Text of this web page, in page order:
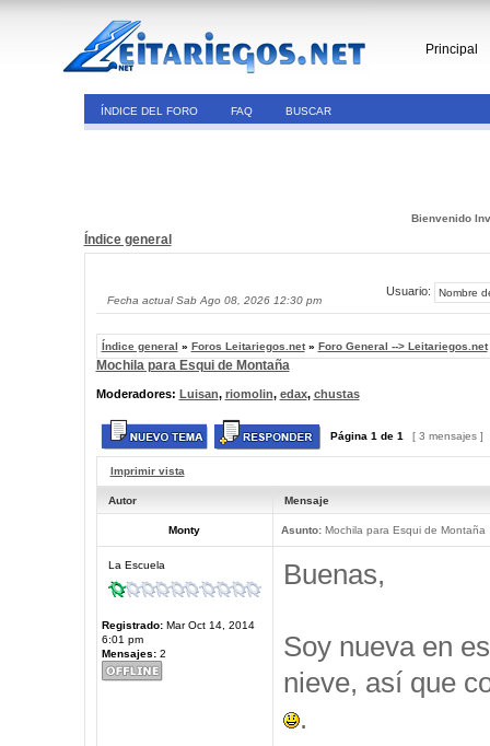
Principal
ÍNDICE DEL FORO FAQ BUSCAR
Bienvenido
Índice general
Fecha actual Sab Ago 08, 2026 12:30 pm
Usuario:
Índice general » Foros Leitariegos.net» Foro General --> Leitariegos.net
Mochila para Esqui de Montaña
Moderadores: Luisan, riomolin, edax, chustas
Página 1 de 1 [ 3 mensajes ]
Imprimir vista
Autor Mensaje
Monty Asunto:Mochila para Esqui de Montaña
La Escuela
Registrado:Mar Oct 14, 2014
6:01 pm
Mensajes:2
Buenas,
Soy nueva en
nieve, así que
.